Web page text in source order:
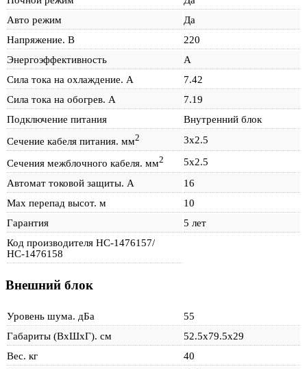
Авто режим
Да
Напряжение. В
220
Энергоэффективность
A
Сила тока на охлаждение. А
7.42
Сила тока на обогрев. А
7.19
Подключение питания
Внутренний блок
Сечение кабеля питания. мм2 3х2.5
Сечения межблочного кабеля. мм2
5х2.5
Автомат токовой защиты. А
16
Max перепад высот. м
10
Гарантия
5 лет
Код производителя НС-1476157/
НС-1476158
Внешний блок
Уровень шума. дБа
55
Габариты (ВхШхГ). см
52.5х79.5х29
Вес. кг
40